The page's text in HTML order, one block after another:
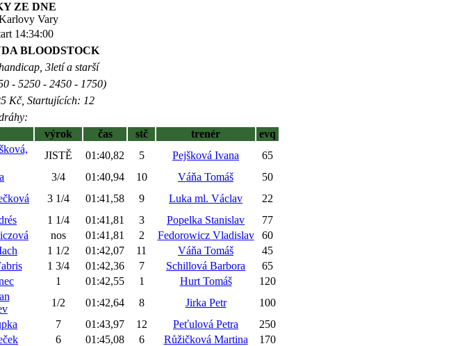
ZE DNE
Vary
14:34:00
BLOODSTOCK
3letí a starší
- 5250 - 2450 - 1750)
Kč, Startujících: 12
výrok čas stč trenér
evq
JISTĚ 01:40,82 5 Pejšková Ivana
65
3/4 01:40,94 10 Váňa Tomáš
50
3 1/4 01:41,58 9 Luka ml. Václav
22
1 1/4 01:41,81 3 Popelka Stanislav
77
nos 01:41,81 2 Fedorowicz Vladislav
60
1 1/2 01:42,07 11 Váňa Tomáš
45
1 3/4 01:42,36 7 Schillová Barbora
65
1 01:42,55 1 Hurt Tomáš
120
1/2 01:42,64 8 Jirka Petr
100
7 01:43,97 12 Peťulová Petra
250
6 01:45,08 6 Růžičková Martina
170